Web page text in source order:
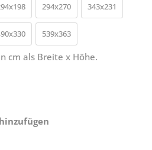
294x270 343x231
539x363
cm als Breite x Höhe.